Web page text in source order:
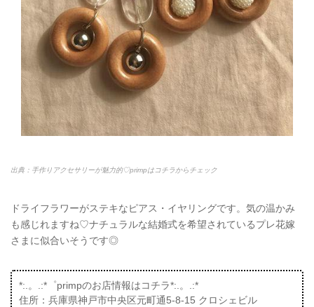
出典：手作りアクセサリーが魅力的♡primpはコチラからチェック
ドライフラワーがステキなピアス・イヤリングです。気の温かみ
も感じれますね♡ナチュラルな結婚式を希望されているプレ花嫁
さまに似合いそうです◎
*:.。.:*゜primpのお店情報はコチラ*:.。.:*
住所：兵庫県神戸市中央区元町通5-8-15 クロシェビル